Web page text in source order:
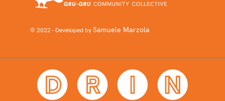
© 2022 - Developed bySamuele Marzola